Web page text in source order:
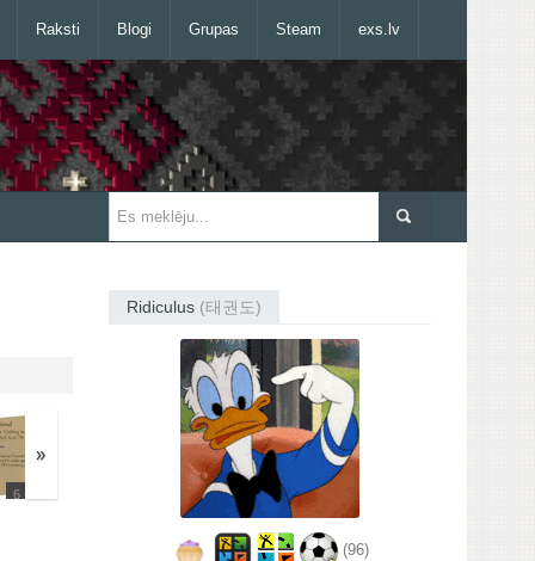
Raksti Blogi Grupas Steam exs.lv
6 27 15
»
Ridiculus (태권도)
(96)